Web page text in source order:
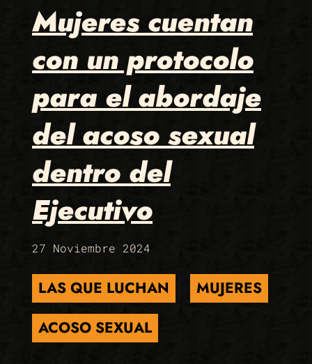
Mujeres cuentan
con un protocolo
para el abordaje
del acoso sexual
dentro del
Ejecutivo
27 Noviembre 2024
LAS QUE LUCHAN
MUJERES
ACOSO SEXUAL